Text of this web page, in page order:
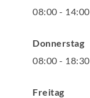
08:00 - 14:00
Donnerstag
08:00 - 18:30
Freitag